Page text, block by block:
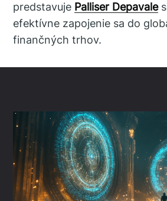
predstavuje Palliser Depavale
efektívne zapojenie sa do
finančných trhov.